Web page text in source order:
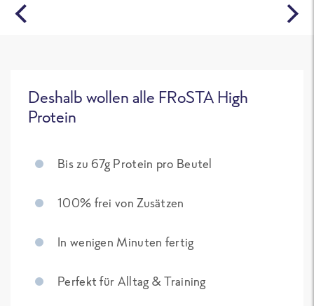
Deshalb wollen alle FRoSTA High
Protein
Bis zu 67g Protein pro Beutel
100% frei von Zusätzen
In wenigen Minuten fertig
Perfekt für Alltag & Training